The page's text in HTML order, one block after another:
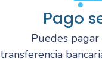
Pago
Puedes
transferencia